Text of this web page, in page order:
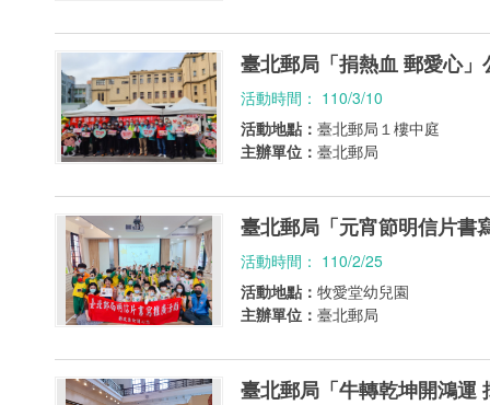
臺北郵局「捐熱血 郵愛心」
活動時間： 110/3/10
活動地點： 臺北郵局１樓中庭
主辦單位： 臺北郵局
臺北郵局「元宵節明信片書
活動時間： 110/2/25
活動地點： 牧愛堂幼兒園
主辦單位： 臺北郵局
臺北郵局「牛轉乾坤開鴻運